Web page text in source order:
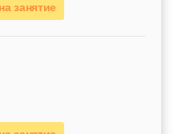
занятие